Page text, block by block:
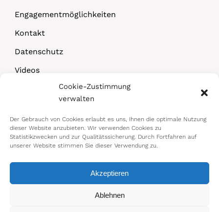
Cookie-Zustimmung
verwalten
Der Gebrauch von Cookies erlaubt es uns, Ihnen die optimale Nutzung
dieser Website anzubieten. Wir verwenden Cookies zu
Statistikzwecken und zur Qualitätssicherung. Durch Fortfahren auf
unserer Website stimmen Sie dieser Verwendung zu.
Akzeptieren
Ablehnen
Engagementmöglichkeiten
Kontakt
Datenschutz
Videos
© 2026 Bundesministerium für Arbeit,